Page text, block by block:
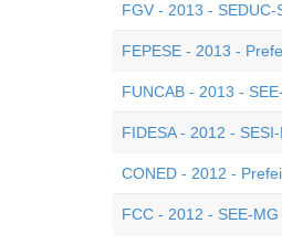
FGV - 2013 -
FEPESE - 2013 -
FUNCAB - 2013 -
FIDESA - 2012 -
CONED - 2012 -
FCC - 2012 - SEE-